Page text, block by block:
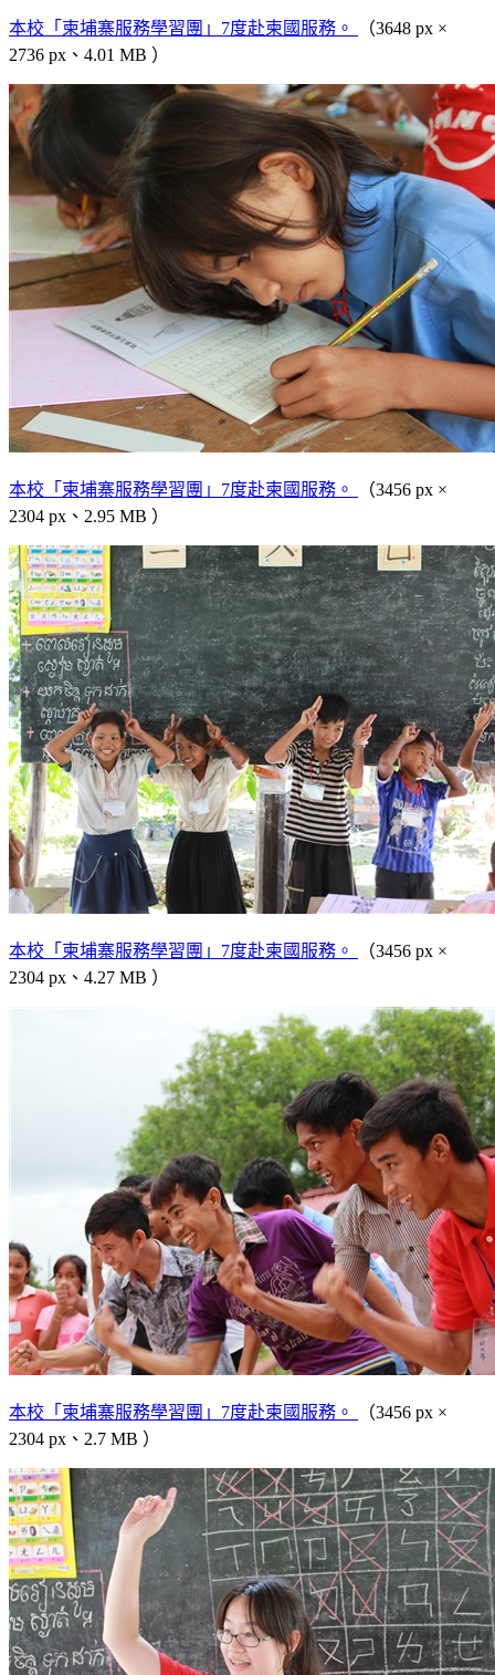
本校「柬埔寨服務學習團」7度赴柬國服務。
（3648 px ×
2736 px、4.01 MB ）
本校「柬埔寨服務學習團」7度赴柬國服務。
（3456 px ×
2304 px、2.95 MB ）
本校「柬埔寨服務學習團」7度赴柬國服務。
（3456 px ×
2304 px、4.27 MB ）
本校「柬埔寨服務學習團」7度赴柬國服務。
（3456 px ×
2304 px、2.7 MB ）